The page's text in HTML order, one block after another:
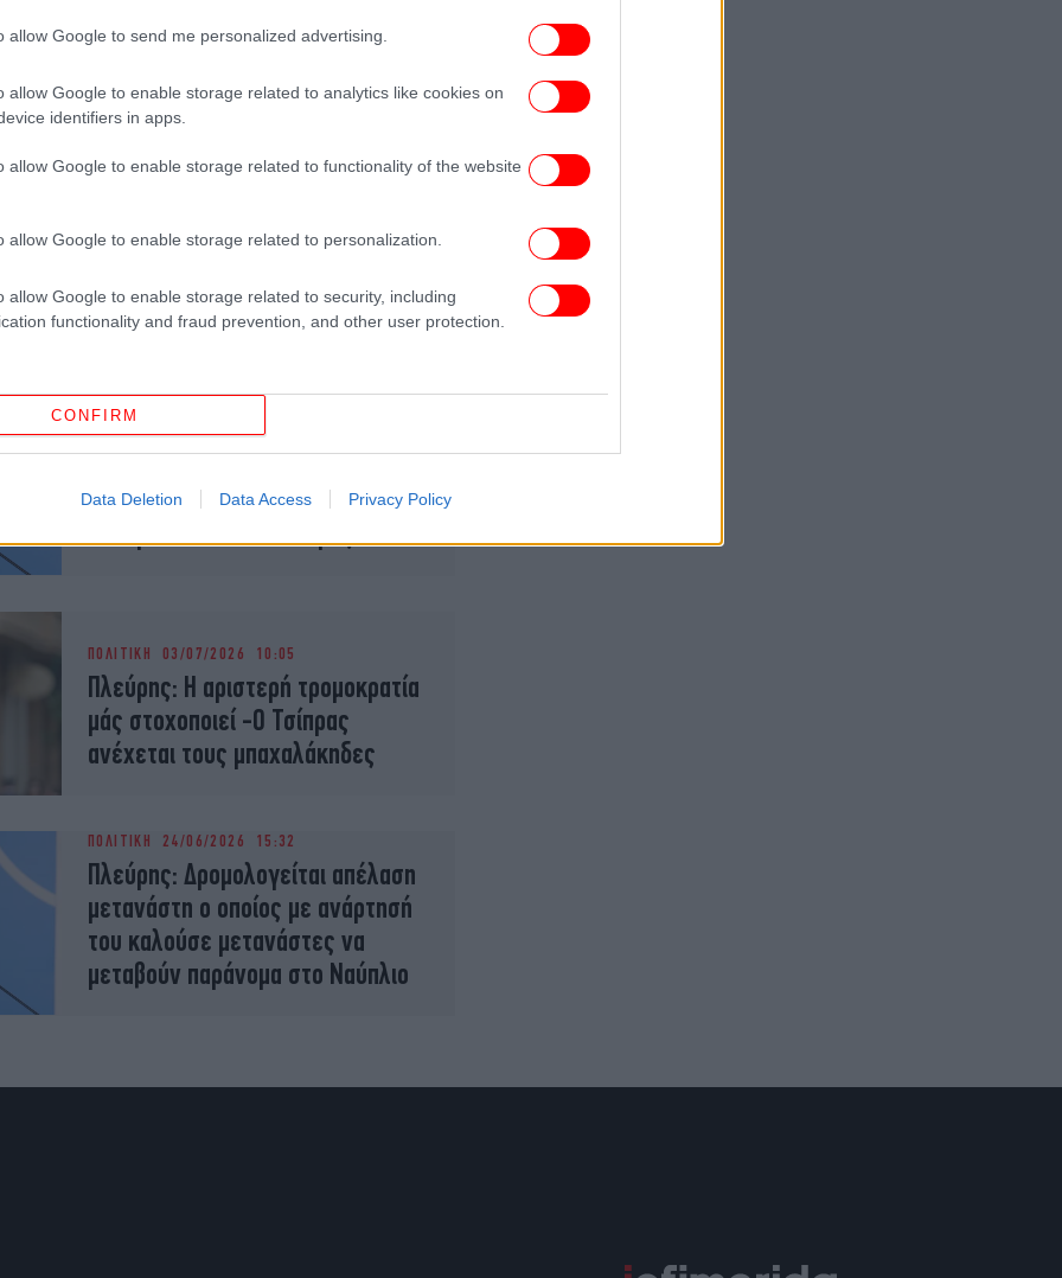
allow Google to send me personalized advertising.
allow Google to enable storage related to analytics like cookies on
identifiers in apps.
allow Google to enable storage related to functionality of the website
allow Google to enable storage related to personalization.
allow Google to enable storage related to security, including
functionality and fraud prevention, and other user protection.
CONFIRM
Data Deletion Data Access Privacy Policy
σταδιακή εκκένωση από αύριο -
χώρο» δήλωσε ο Πλεύρης
ΠΟΛΙΤΙΚΗ 14/07/2026 18:32
της απόφασης που επαναφέρει το
Πακιστανικής Κοινότητας Ελλάδος
ΠΟΛΙΤΙΚΗ 14/07/2026 09:55
Πλεύρης: Κύριε Τσίπρα, το
πιστεύατε ότι η θάλασσα δεν έχει
ΠΟΛΙΤΙΚΗ 03/07/2026 10:05
Πλεύρης: Η αριστερή τρομοκρατία
μάς στοχοποιεί -Ο Τσίπρας
ανέχεται τους μπαχαλάκηδες
ΠΟΛΙΤΙΚΗ 24/06/2026 15:32
Πλεύρης: Δρομολογείται απέλαση
μετανάστη ο οποίος με ανάρτησή
του καλούσε μετανάστες να
μεταβούν παράνομα στο Ναύπλιο